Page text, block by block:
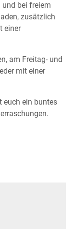
bei freiem
zusätzlich
einer
am Freitag- und
mit einer
euch ein buntes